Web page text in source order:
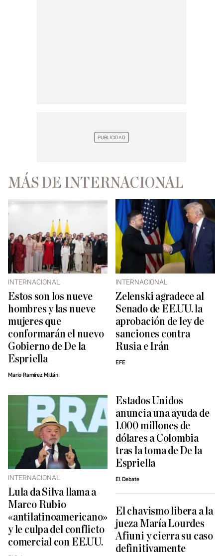
MÁS DE INTERNACIONAL
INTERNACIONAL
Estos son los nueve
hombres y las nueve
mujeres que
conformarán el nuevo
Gobierno de De la
Espriella
Mario Ramírez Millán
INTERNACIONAL
Zelenski agradece al
Senado de EE.UU. la
aprobación de ley de
sanciones contra
Rusia e Irán
EFE
INTERNACIONAL
Lula da Silva llama a
Marco Rubio
«antilatinoamericano»
y le culpa del conflicto
comercial con EE.UU.
Estados Unidos
anuncia una ayuda de
1.000 millones de
dólares a Colombia
tras la toma de De la
Espriella
El Debate
El chavismo libera a la
jueza María Lourdes
Afiuni y cierra su caso
definitivamente